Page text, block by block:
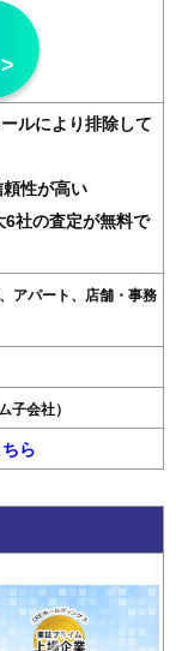
ルにより排除して
性が高い
6社の査定が無料で
アパート、店舗・事務
子会社）
ら